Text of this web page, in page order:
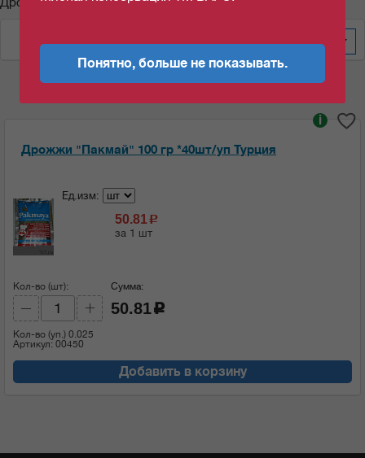
Дрожжи "Пакмай" 100 гр *40шт/уп Турция
i
Ед.изм:
50.81c
за 1 шт
Кол-во (шт):
Кол-во (уп.) 0.025
Артикул: 00450
Сумма:
50.81 c
Добавить в корзину
Понятно, больше не показывать.